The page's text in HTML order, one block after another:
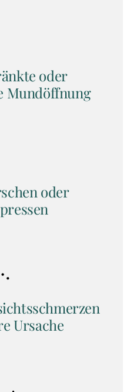
oder
Mundöffnung
oder
Ursache